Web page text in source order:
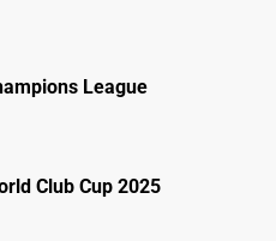
League
Club Cup 2025